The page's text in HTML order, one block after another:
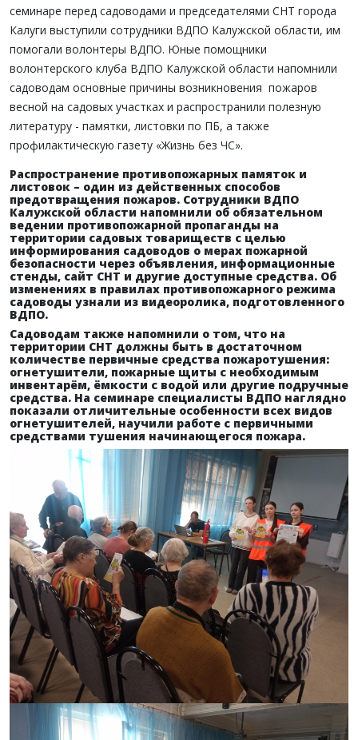
семинаре перед садоводами и председателями СНТ города
Калуги выступили сотрудники ВДПО Калужской области, им
помогали волонтеры ВДПО. Юные помощники
волонтерского клуба ВДПО Калужской области напомнили
садоводам основные причины возникновения пожаров
весной на садовых участках и распространили полезную
литературу - памятки, листовки по ПБ, а также
профилактическую газету «Жизнь без ЧС».
Распространение противопожарных памяток и
листовок – один из действенных способов
предотвращения пожаров. Сотрудники ВДПО
Калужской области напомнили об обязательном
ведении противопожарной пропаганды на
территории садовых товариществ с целью
информирования садоводов о мерах пожарной
безопасности через объявления, информационные
стенды, сайт СНТ и другие доступные средства. Об
изменениях в правилах противопожарного режима
садоводы узнали из видеоролика, подготовленного
ВДПО.
Садоводам также напомнили о том, что на
территории СНТ должны быть в достаточном
количестве первичные средства пожаротушения:
огнетушители, пожарные щиты с необходимым
инвентарём, ёмкости с водой или другие подручные
средства. На семинаре специалисты ВДПО наглядно
показали отличительные особенности всех видов
огнетушителей, научили работе с первичными
средствами тушения начинающегося пожара.